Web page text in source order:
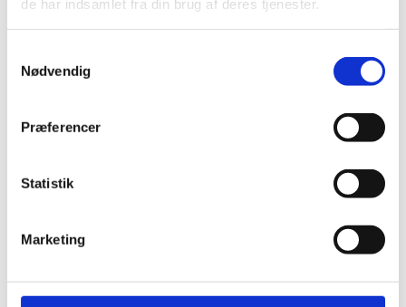
de har indsamlet fra din brug af deres tjenester.
Nødvendig
Præferencer
Statistik
Marketing
Tallene viser desuden, at de fleste studenter dimitterer fra
Tal om de gymnasiale uddannelser
(uddannelsesstatistik.dk)